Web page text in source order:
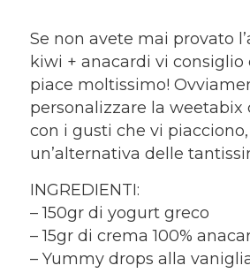
Se non avete mai provato
kiwi + anacardi vi consiglio
piace moltissimo!
personalizzare la weetabix
con i gusti che vi
un’alternativa delle
INGREDIENTI:
– 150gr di yogurt greco
– 15gr di crema 100%
– Yummy drops alla